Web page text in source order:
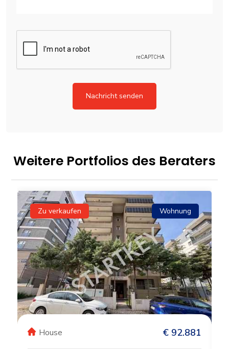
Nachricht senden
Weitere Portfolios des Beraters
Zu verkaufen Wohnung
House € 92.881